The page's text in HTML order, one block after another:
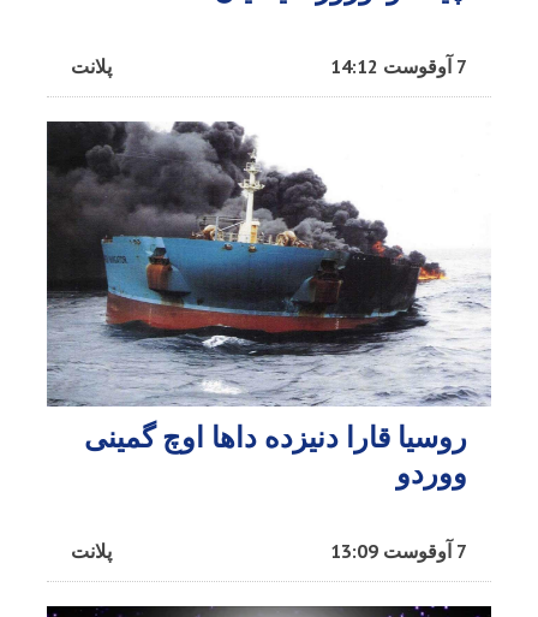
پلانت 7 آوقوست 14:12
روسیا قارا دنیزده داها اوچ گمینی
ووردو
پلانت 7 آوقوست 13:09